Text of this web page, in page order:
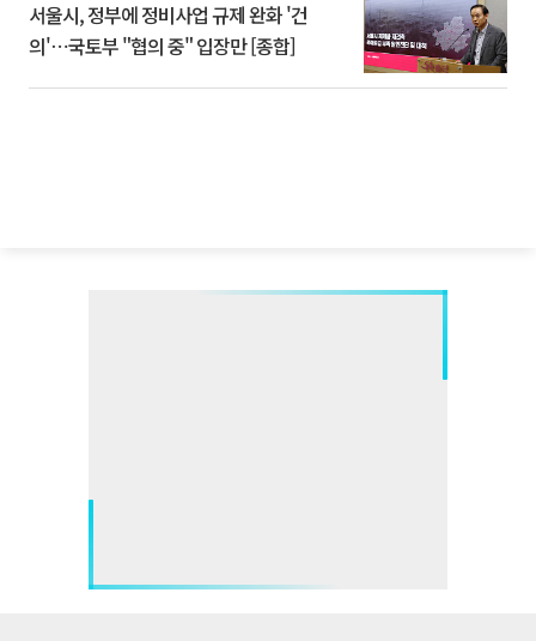
서울시, 정부에 정비사업 규제 완화 '건
의'⋯국토부 "협의 중" 입장만 [종합]